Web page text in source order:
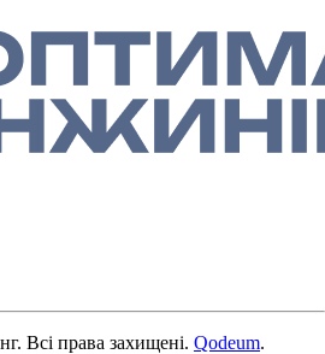
Всі права захищені. Qodeum.